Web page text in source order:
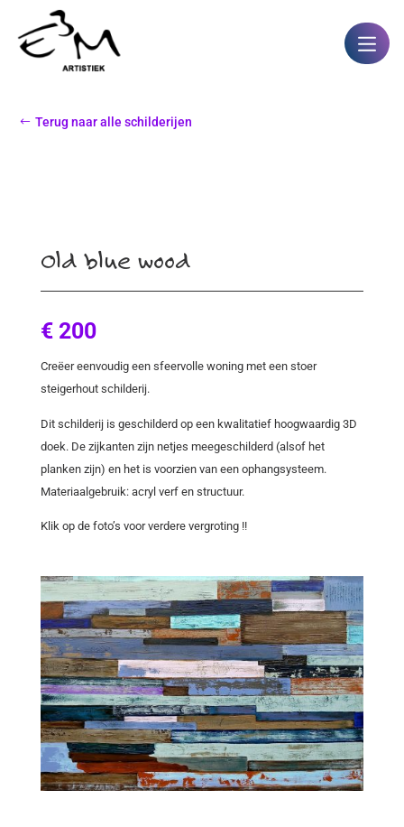
Terug naar alle schilderijen
Old blue wood
€ 200
Creëer eenvoudig een sfeervolle woning met een stoer
steigerhout schilderij.
Dit schilderij is geschilderd op een kwalitatief hoogwaardig 3D
doek. De zijkanten zijn netjes meegeschilderd (alsof het
planken zijn) en het is voorzien van een ophangsysteem.
Materiaalgebruik: acryl verf en structuur.
Klik op de foto’s voor verdere vergroting !!